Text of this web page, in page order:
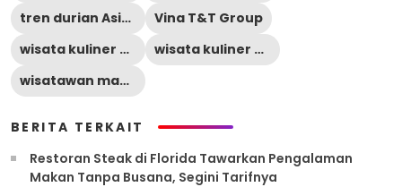
tren durian Asia Tenggara
Vina T&T Group
wisata kuliner Asia
wisata kuliner Vietnam
wisatawan makan durian
BERITA TERKAIT
Restoran Steak di Florida Tawarkan Pengalaman
Makan Tanpa Busana, Segini Tarifnya